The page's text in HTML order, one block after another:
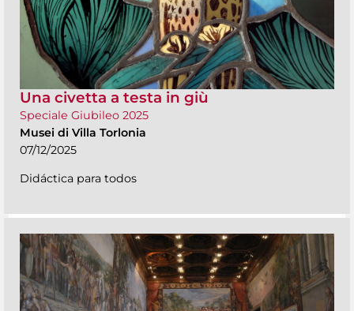
Una civetta a testa in giù
Speciale Giubileo 2025
Musei di Villa Torlonia
07/12/2025
Didáctica para todos